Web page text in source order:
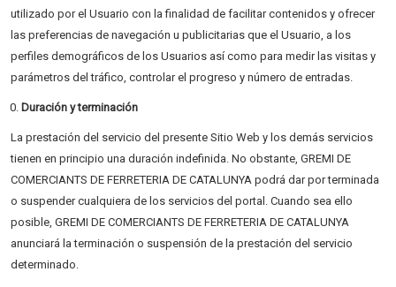
utilizado por el Usuario con la finalidad de facilitar contenidos y ofrecer
las preferencias de navegación u publicitarias que el Usuario, a los
perfiles demográficos de los Usuarios así como para medir las visitas y
parámetros del tráfico, controlar el progreso y número de entradas.
Duración y terminación
La prestación del servicio del presente Sitio Web y los demás servicios
tienen en principio una duración indefinida. No obstante, GREMI DE
COMERCIANTS DE FERRETERIA DE CATALUNYA podrá dar por terminada
o suspender cualquiera de los servicios del portal. Cuando sea ello
posible, GREMI DE COMERCIANTS DE FERRETERIA DE CATALUNYA
anunciará la terminación o suspensión de la prestación del servicio
determinado.